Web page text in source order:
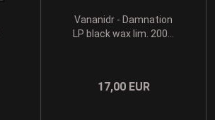
Vananidr - Damnation
LP black wax lim. 200...
17,00 EUR